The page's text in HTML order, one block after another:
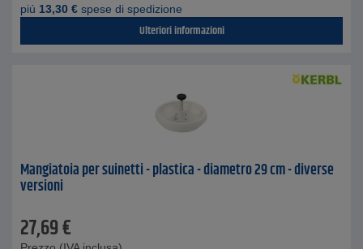
piú 13,30 € spese di spedizione
Ulteriori informazioni
Mangiatoia per suinetti - plastica - diametro 29 cm - diverse
versioni
27,69€